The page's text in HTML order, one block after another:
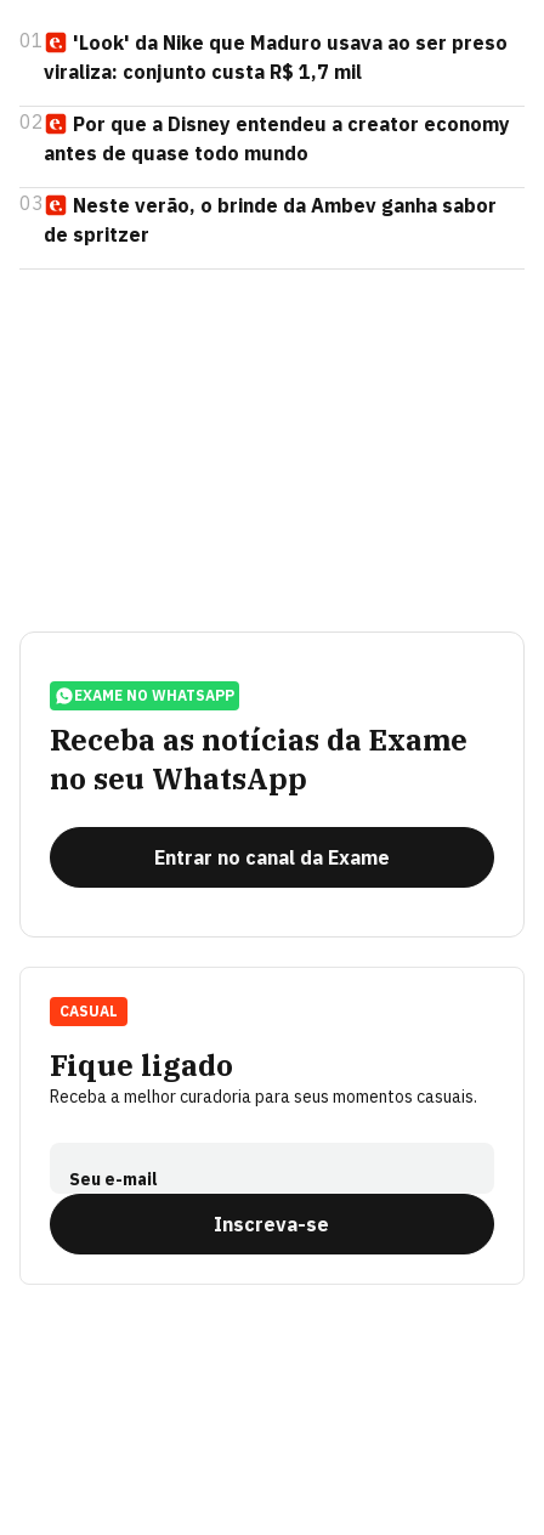
01
'Look' da Nike que Maduro usava ao ser preso
viraliza: conjunto custa R$ 1,7 mil
02
Por que a Disney entendeu a creator economy
antes de quase todo mundo
03
Neste verão, o brinde da Ambev ganha sabor
de spritzer
EXAME NO WHATSAPP
Receba as notícias da Exame
no seu WhatsApp
Entrar no canal da Exame
Fique ligado
Receba a melhor curadoria para seus momentos casuais.
Seu e-mail
Inscreva-se
CASUAL